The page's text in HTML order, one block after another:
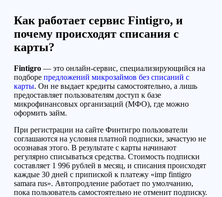
Как работает сервис Fintigro, и
почему происходят списания с
карты?
Fintigro — это онлайн-сервис, специализирующийся на
подборе предложений микрозаймов без списаний с
карты. Он не выдает кредиты самостоятельно, а лишь
предоставляет пользователям доступ к базе
микрофинансовых организаций (МФО), где можно
оформить займ.
При регистрации на сайте Финтигро пользователи
соглашаются на условия платной подписки, зачастую не
осознавая этого. В результате с карты начинают
регулярно списываться средства. Стоимость подписки
составляет 1 996 рублей в месяц, и списания происходят
каждые 30 дней с припиской к платежу «imp fintigro
samara rus». Автопродление работает по умолчанию,
пока пользователь самостоятельно не отменит подписку.